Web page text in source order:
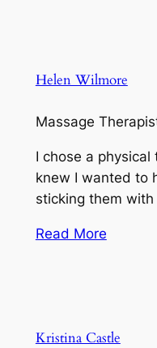
Helen Wilmore
Massage
I chose a physical
knew I wanted to
sticking them
Read More
Kristina Castle